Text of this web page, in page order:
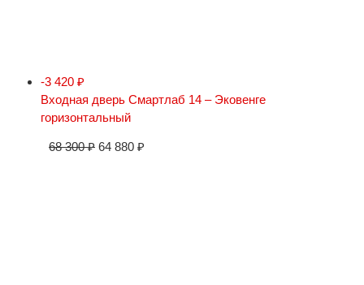
-3 420 ₽
Входная дверь Смартлаб 14 – Эковенге
горизонтальный
68 300₽ 64 880 ₽